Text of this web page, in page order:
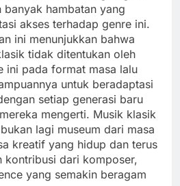
banyak hambatan yang
akses terhadap genre ini.
ini menunjukkan bahwa
tidak ditentukan oleh
ini pada format masa lalu
untuk beradaptasi
setiap generasi baru
mengerti. Musik klasik
lagi museum dari masa
kreatif yang hidup dan terus
kontribusi dari komposer,
yang semakin beragam